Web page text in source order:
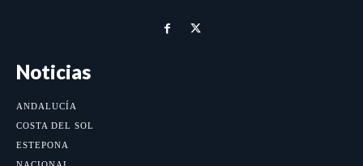
Noticias
ANDALUCÍA
COSTA DEL SOL
ESTEPONA